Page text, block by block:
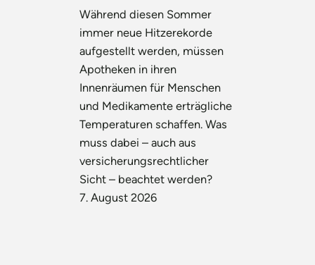
Während diesen Sommer
immer neue Hitzerekorde
aufgestellt werden, müssen
Apotheken in ihren
Innenräumen für Menschen
und Medikamente erträgliche
Temperaturen schaffen. Was
muss dabei – auch aus
versicherungsrechtlicher
Sicht – beachtet werden?
7. August 2026